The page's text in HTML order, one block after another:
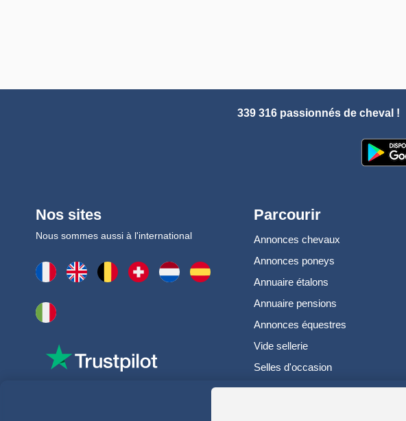
339 316 passionnés de cheval !
Nos sites
Nous sommes aussi à l'international
Parcourir
Annonces chevaux
Annonces poneys
Annuaire étalons
Annuaire pensions
Annonces équestres
Vide sellerie
Selles d'occasion